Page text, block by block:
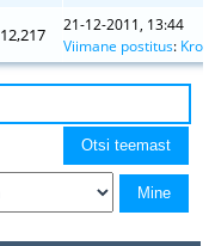
12,217
21-12-2011, 13:44
Viimane postitus: